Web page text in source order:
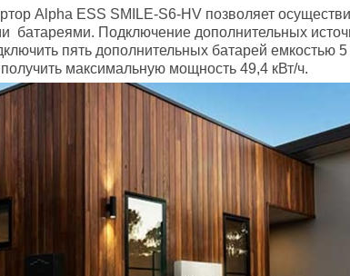
Alpha ESS SMILE-S6-HV позволяет
батареями. Подключение дополнительных
пять дополнительных батарей емкостью
максимальную мощность 49,4 кВт/ч.